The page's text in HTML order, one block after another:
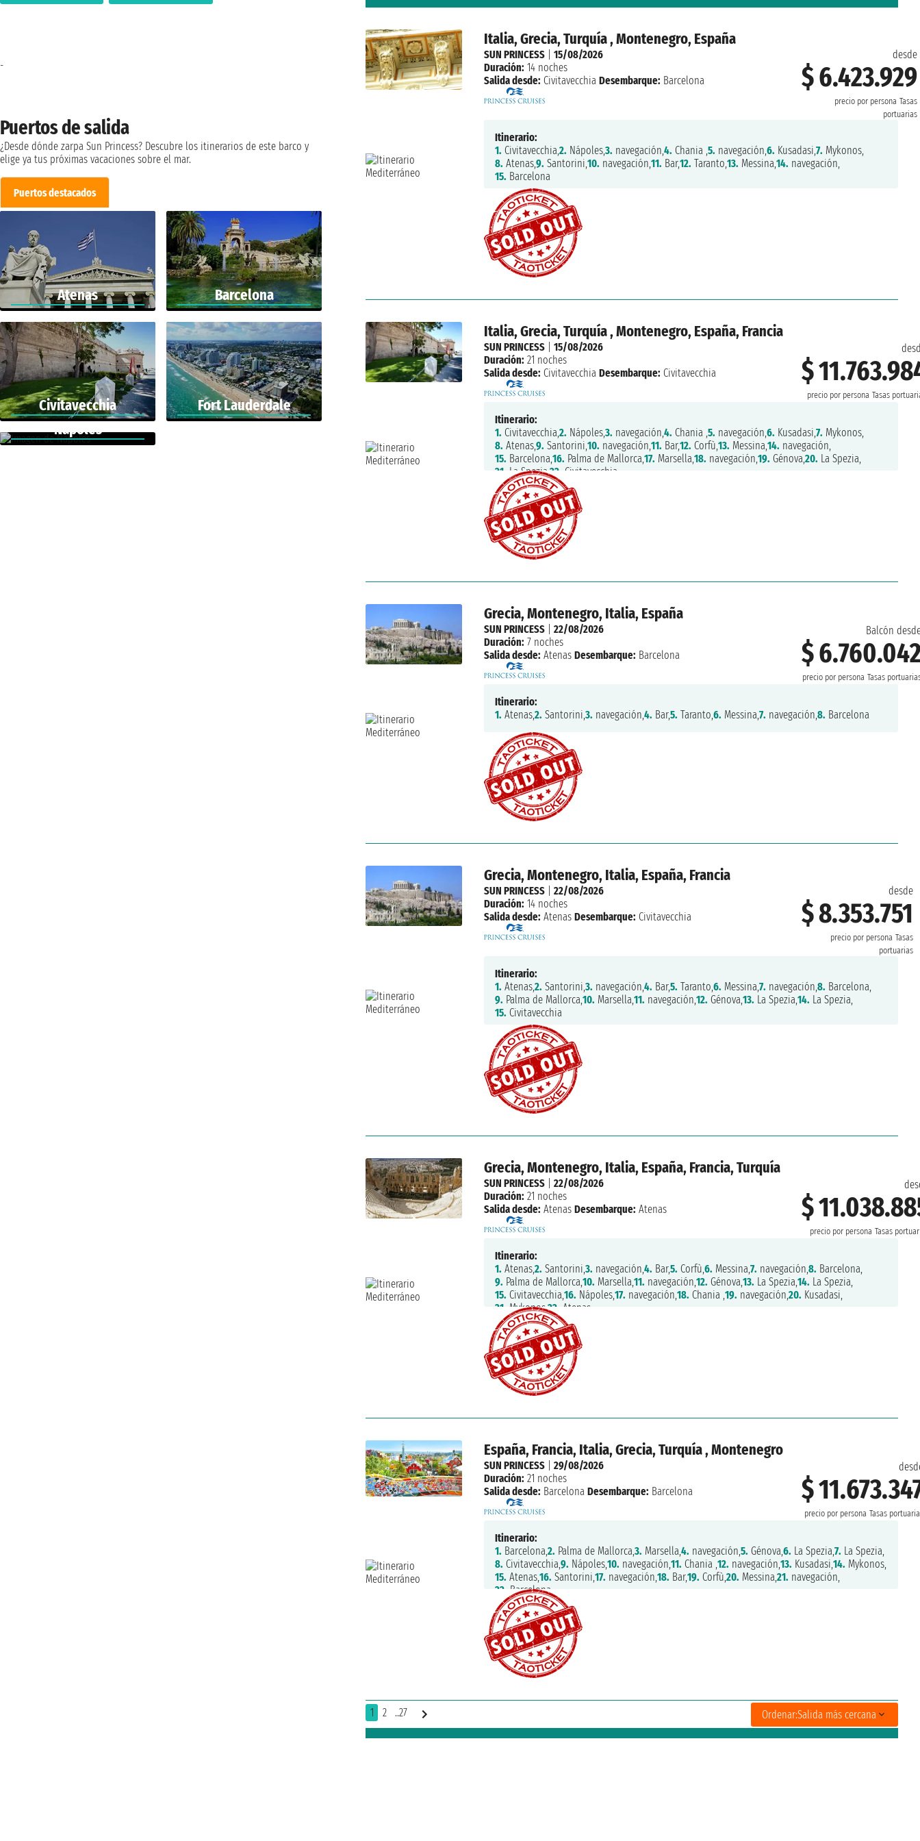
Italia, Grecia, Turquía , Montenegro, España
desde
$ 6.423.929
precio por persona Tasas
portuarias
SUN PRINCESS |15/08/2026
Duración: 14 noches
Salida desde: Civitavecchia Desembarque: Barcelona
Itinerario:
1. Civitavecchia,2. Nápoles,3. navegación,4. Chania ,5. navegación,6. Kusadasi,7. Mykonos,
8. Atenas,9. Santorini,10. navegación,11. Bar,12. Taranto,13. Messina,14. navegación,
15. Barcelona
Italia, Grecia, Turquía , Montenegro, España, Francia
$
precio por persona Tasas
SUN PRINCESS |15/08/2026
Duración: 21 noches
Salida desde: Civitavecchia Desembarque: Civitavecchia
Itinerario:
1. Civitavecchia,2. Nápoles,3. navegación,4. Chania ,5. navegación,6. Kusadasi,7. Mykonos,
8. Atenas,9. Santorini,10. navegación,11. Bar,12. Corfù,13. Messina,14. navegación,
15. Barcelona,16. Palma de Mallorca,17. Marsella,18. navegación,19. Génova,20. La Spezia,
21. La Spezia,22. Civitavecchia
Grecia, Montenegro, Italia, España
Balcón
$
precio por persona Tasas
SUN PRINCESS |22/08/2026
Duración: 7 noches
Salida desde: Atenas Desembarque: Barcelona
Itinerario:
1. Atenas,2. Santorini,3. navegación,4. Bar,5. Taranto,6. Messina,7. navegación,8. Barcelona
Grecia, Montenegro, Italia, España, Francia
desde
$ 8.353.751
precio por persona Tasas
portuarias
SUN PRINCESS |22/08/2026
Duración: 14 noches
Salida desde: Atenas Desembarque: Civitavecchia
Itinerario:
1. Atenas,2. Santorini,3. navegación,4. Bar,5. Taranto,6. Messina,7. navegación,8. Barcelona,
9. Palma de Mallorca,10. Marsella,11. navegación,12. Génova,13. La Spezia,14. La Spezia,
15. Civitavecchia
Grecia, Montenegro, Italia, España, Francia, Turquía
$
precio por persona Tasas
SUN PRINCESS |22/08/2026
Duración: 21 noches
Salida desde: Atenas Desembarque: Atenas
Itinerario:
1. Atenas,2. Santorini,3. navegación,4. Bar,5. Corfù,6. Messina,7. navegación,8. Barcelona,
9. Palma de Mallorca,10. Marsella,11. navegación,12. Génova,13. La Spezia,14. La Spezia,
15. Civitavecchia,16. Nápoles,17. navegación,18. Chania ,19. navegación,20. Kusadasi,
21. Mykonos,22. Atenas
España, Francia, Italia, Grecia, Turquía , Montenegro
$
precio por persona Tasas
SUN PRINCESS |29/08/2026
Duración: 21 noches
Salida desde: Barcelona Desembarque: Barcelona
Itinerario:
1. Barcelona,2. Palma de Mallorca,3. Marsella,4. navegación,5. Génova,6. La Spezia,7. La Spezia,
8. Civitavecchia,9. Nápoles,10. navegación,11. Chania ,12. navegación,13. Kusadasi,14. Mykonos,
15. Atenas,16. Santorini,17. navegación,18. Bar,19. Corfù,20. Messina,21. navegación,
22. Barcelona
1 2 ..27 Ordenar:Salida más cercana
Puertos de salida
¿Desde dónde zarpa Sun Princess? Descubre los itinerarios de este barco y
elige ya tus próximas vacaciones sobre el mar.
Puertos destacados
Atenas Barcelona
Civitavecchia
Fort Lauderdale
Nápoles
-